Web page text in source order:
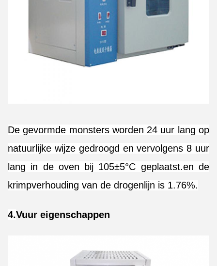
De gevormde monsters worden 24 uur lang op
natuurlijke wijze gedroogd en vervolgens 8 uur
lang in de oven bij 105±5°C geplaatst.en de
krimpverhouding van de drogenlijn is 1.76%.
4.Vuur eigenschappen